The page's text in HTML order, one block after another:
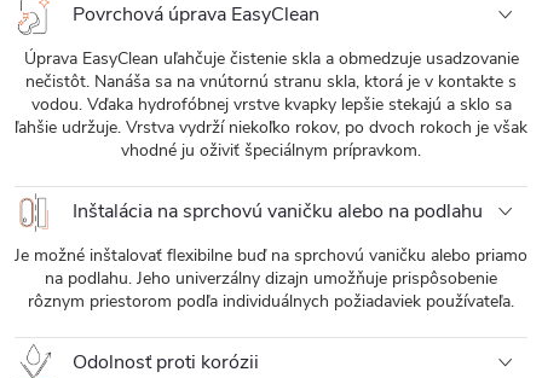
Povrchová úprava EasyClean
Úprava EasyClean uľahčuje čistenie skla a obmedzuje usadzovanie
nečistôt. Nanáša sa na vnútornú stranu skla, ktorá je v kontakte s
vodou. Vďaka hydrofóbnej vrstve kvapky lepšie stekajú a sklo sa
ľahšie udržuje. Vrstva vydrží niekoľko rokov, po dvoch rokoch je však
vhodné ju oživiť špeciálnym prípravkom.
Inštalácia na sprchovú vaničku alebo na podlahu
Je možné inštalovať flexibilne buď na sprchovú vaničku alebo priamo
na podlahu. Jeho univerzálny dizajn umožňuje prispôsobenie
rôznym priestorom podľa individuálnych požiadaviek používateľa.
Odolnosť proti korózii